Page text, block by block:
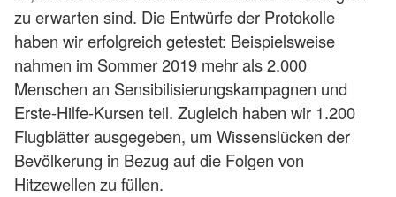
zu erwarten sind. Die Entwürfe der Protokolle
haben wir erfolgreich getestet: Beispielsweise
nahmen im Sommer 2019 mehr als 2.000
Menschen an Sensibilisierungskampagnen und
Erste-Hilfe-Kursen teil. Zugleich haben wir 1.200
Flugblätter ausgegeben, um Wissenslücken der
Bevölkerung in Bezug auf die Folgen von
Hitzewellen zu füllen.